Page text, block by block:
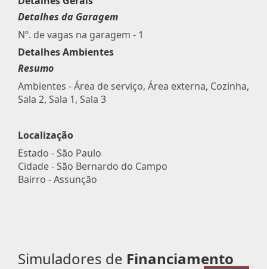
Detalhes da Garagem
Nº. de vagas na garagem - 1
Detalhes Ambientes
Resumo
Ambientes - Área de serviço, Área externa, Cozinha,
Sala 2, Sala 1, Sala 3
Localização
Estado -São Paulo
Cidade -São Bernardo do Campo
Bairro -Assunção
Simuladores de Financiamento